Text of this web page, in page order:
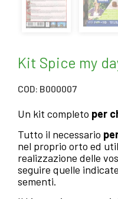
Kit Spice my
COD: B000007
Un kit completo per
Tutto il necessario
nel proprio orto ed
realizzazione delle
seguire quelle
sementi.